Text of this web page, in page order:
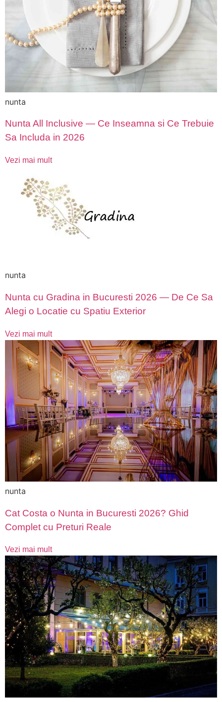
nunta
Nunta All Inclusive — Ce Inseamna si Ce Trebuie
Sa Includa in 2026
Vezi mai mult
nunta
Nunta cu Gradina in Bucuresti 2026 — De Ce Sa
Alegi o Locatie cu Spatiu Exterior
Vezi mai mult
nunta
Cat Costa o Nunta in Bucuresti 2026? Ghid
Complet cu Preturi Reale
Vezi mai mult